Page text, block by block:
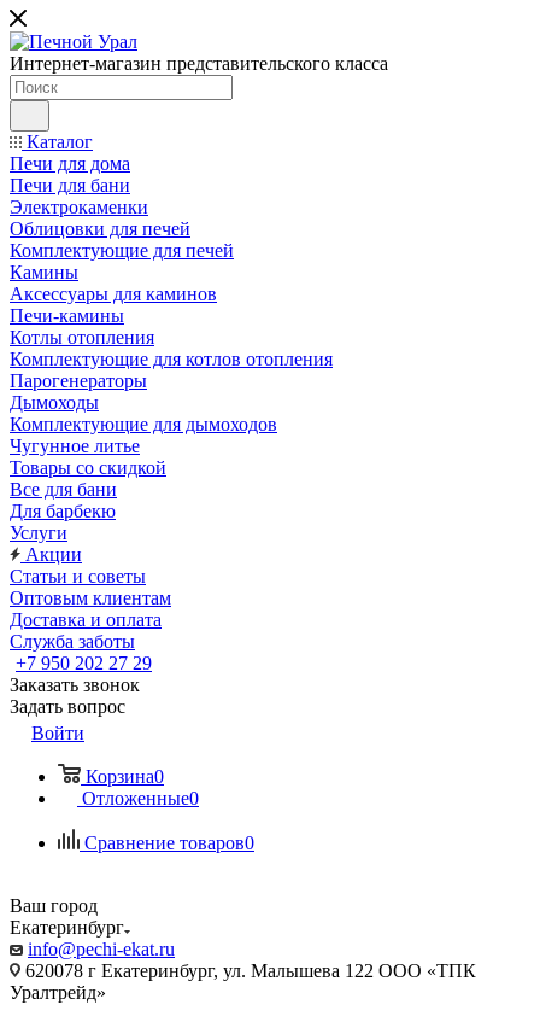
Интернет-магазин представительского класса
Каталог
Печи для дома
Печи для бани
Электрокаменки
Облицовки для печей
Комплектующие для печей
Камины
Аксессуары для каминов
Печи-камины
Котлы отопления
Комплектующие для котлов отопления
Парогенераторы
Дымоходы
Комплектующие для дымоходов
Чугунное литье
Товары со скидкой
Все для бани
Для барбекю
Услуги
Акции
Статьи и советы
Оптовым клиентам
Доставка и оплата
Служба заботы
+7 950 202 27 29
Заказать звонок
Задать вопрос
Войти
Корзина0
Отложенные0
Сравнение товаров0
Ваш город
Екатеринбург
info@pechi-ekat.ru
620078 г Екатеринбург, ул. Малышева 122 ООО «ТПК
Уралтрейд»